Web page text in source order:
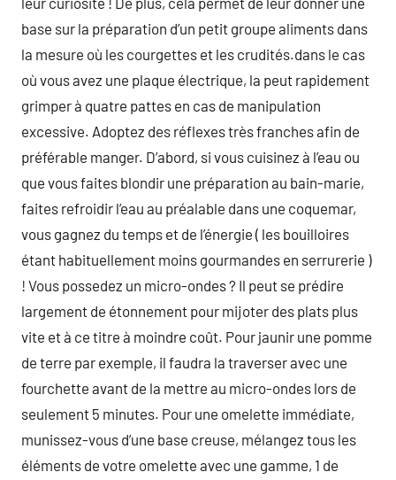
base sur la préparation d’un petit groupe aliments dans
la mesure où les courgettes et les crudités.dans le cas
où vous avez une plaque électrique, la peut rapidement
grimper à quatre pattes en cas de manipulation
excessive. Adoptez des réflexes très franches afin de
préférable manger. D’abord, si vous cuisinez à l’eau ou
que vous faites blondir une préparation au bain-marie,
faites refroidir l’eau au préalable dans une coquemar,
vous gagnez du temps et de l’énergie ( les bouilloires
étant habituellement moins gourmandes en serrurerie )
! Vous possedez un micro-ondes ? Il peut se prédire
largement de étonnement pour mijoter des plats plus
vite et à ce titre à moindre coût. Pour jaunir une pomme
de terre par exemple, il faudra la traverser avec une
fourchette avant de la mettre au micro-ondes lors de
seulement 5 minutes. Pour une omelette immédiate,
munissez-vous d’une base creuse, mélangez tous les
éléments de votre omelette avec une gamme, 1 de